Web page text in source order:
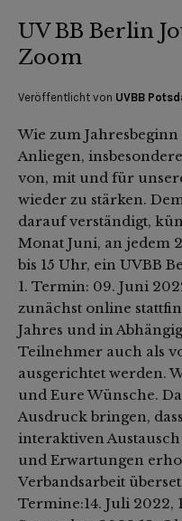
UV BB Berlin
Zoom
Veröffentlicht von UVBB
Wie zum Jahresbeginn
Anliegen,
von, mit und für
wieder zu stärken.
darauf verständigt,
Monat Juni, an jedem
bis 15 Uhr, ein UVBB
1. Termin: 09. Juni
zunächst online
Jahres und in
Teilnehmer auch als
ausgerichtet werden.
und Eure Wünsche.
Ausdruck bringen,
interaktiven
und Erwartungen
Verbandsarbeit
Termine:14. Juli 2022,